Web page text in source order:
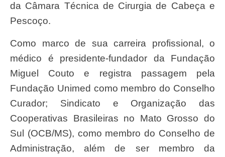
da Câmara Técnica de Cirurgia de Cabeça e
Pescoço.
Como marco de sua carreira profissional, o
médico é presidente-fundador da Fundação
Miguel Couto e registra passagem pela
Fundação Unimed como membro do Conselho
Curador; Sindicato e Organização das
Cooperativas Brasileiras no Mato Grosso do
Sul (OCB/MS), como membro do Conselho de
Administração, além de ser membro da